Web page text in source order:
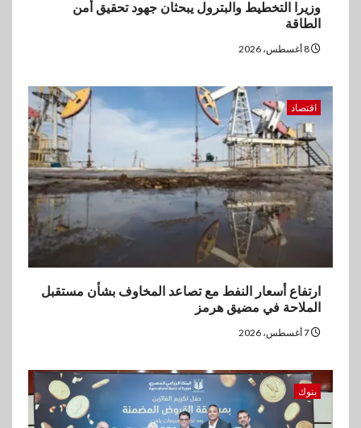
وزيرا التخطيط والبترول يبحثان جهود تحقيق أمن
الطاقة
اقتصاد
ارتفاع أسعار النفط مع تصاعد المخاوف بشأن مستقبل
الملاحة في مضيق هرمز
بنوك